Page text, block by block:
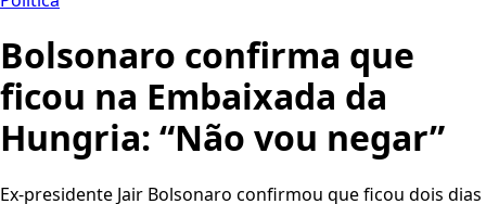
Bolsonaro confirma que
ficou na Embaixada da
Hungria: “Não vou negar”
Ex-presidente Jair Bolsonaro confirmou que ficou dois dias